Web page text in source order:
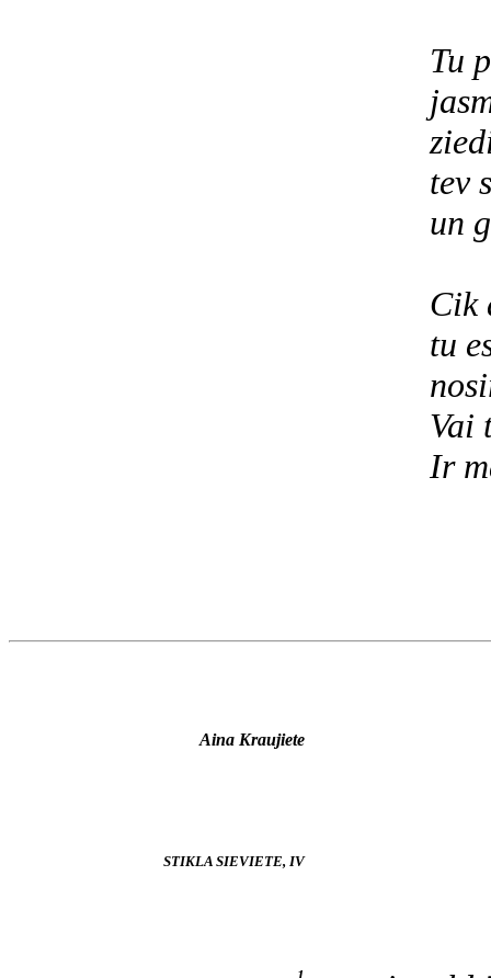
Tu
tev
un
Cik
tu
Vai
Ir
Aina Kraujiete
STIKLA SIEVIETE, IV